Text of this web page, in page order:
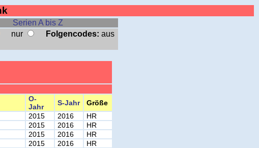
Serien A bis Z
nur Folgencodes: aus
O-
Jahr
S-Jahr Größe
2015 2016 HR
2015 2016 HR
2015 2016 HR
2015 2016 HR